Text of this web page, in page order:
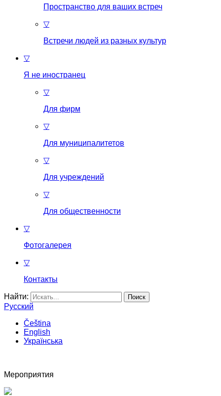
Пространство для ваших встреч
▽
Встречи людей из разных культур
▽
Я не иностранец
▽
Для фирм
▽
Для муниципалитетов
▽
Для учреждений
▽
Для общественности
▽
Фотогалерея
▽
Контакты
Найти:
Русский
Čeština
English
Українська
Мероприятия